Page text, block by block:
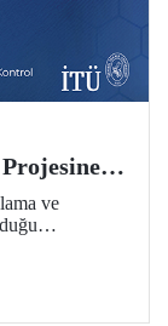
ve
hava